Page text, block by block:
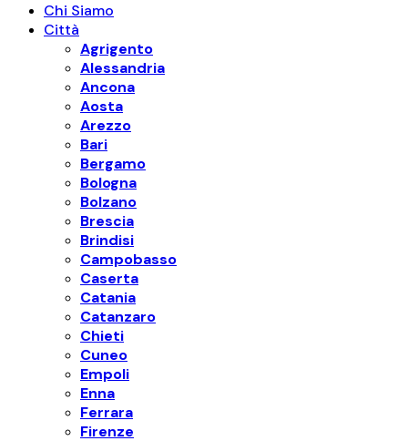
Chi Siamo
Città
Agrigento
Alessandria
Ancona
Aosta
Arezzo
Bari
Bergamo
Bologna
Bolzano
Brescia
Brindisi
Campobasso
Caserta
Catania
Catanzaro
Chieti
Cuneo
Empoli
Enna
Ferrara
Firenze